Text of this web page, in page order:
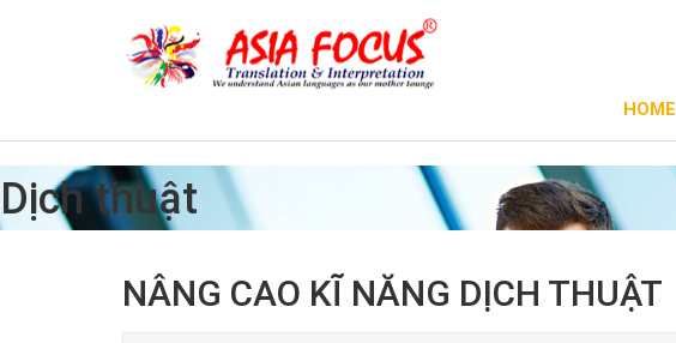
HOME
Dịch thuật
NÂNG CAO KĨ NĂNG DỊCH THUẬT